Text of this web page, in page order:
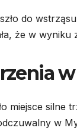
do
że w
miejsce silne
w